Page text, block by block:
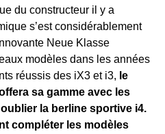
du constructeur il y a
s’est considérablement
Neue Klasse
modèles dans les années
réussis des iX3 et i3, le
sa gamme avec les
la berline sportive i4.
compléter les modèles